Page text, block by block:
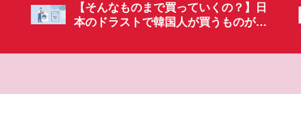
「これ無しじゃ生きられない…」日本
の調味料が最高過ぎる？韓国人が沼っ